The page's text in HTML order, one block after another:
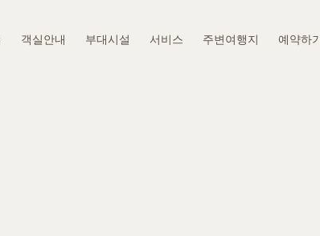
객실안내 부대시설 서비스 주변여행지 예약하기